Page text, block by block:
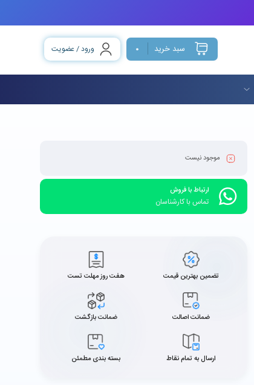
سبد خرید 0 ورود / عضویت
موجود نیست
ارتباط با فروش
تماس با کارشناسان
تضمین بهترین قیمت هفت روز مهلت تست
ضمانت اصالت ضمانت بازگشت
ارسال به تمام نقاط بسته بندی مطمئن